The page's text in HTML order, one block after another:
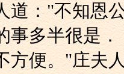
"不知恩公
事多半很是
方便。"庄夫